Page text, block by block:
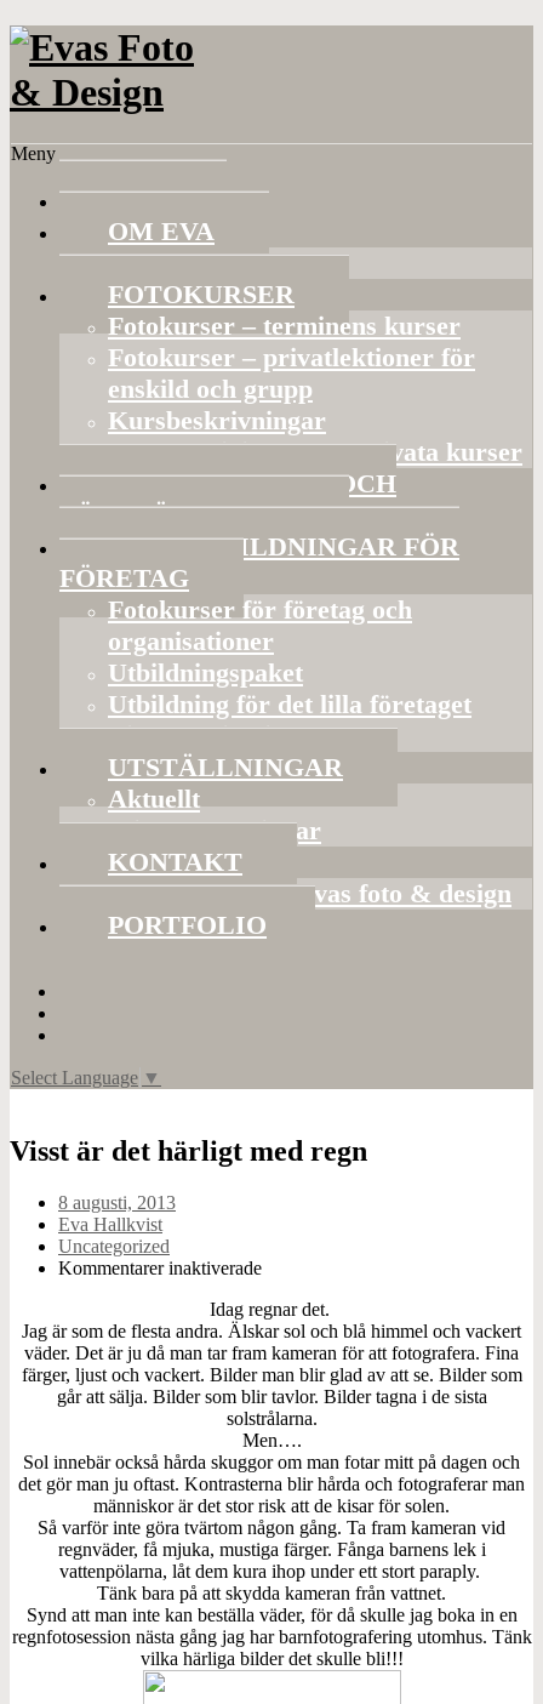
Meny
HEM
OM EVA
Referenser
FOTOKURSER
Fotokurser – terminens kurser
Fotokurser – privatlektioner för
enskild och grupp
Kursbeskrivningar
Gruppaktiviteter och privata kurser
BILDVISNINGAR OCH
FÖRELÄSNINGAR
FOTOUTBILDNINGAR FÖR
FÖRETAG
Fotokurser för företag och
organisationer
Utbildningspaket
Utbildning för det lilla företaget
Bildorganisering
UTSTÄLLNINGAR
Aktuellt
Mina utställningar
KONTAKT
Presentkort hos Evas foto & design
PORTFOLIO
Select Language ▼
Visst är det härligt med regn
8 augusti, 2013
Eva Hallkvist
Uncategorized
Kommentarer inaktiveradeför
är
det
härligt
med
regn
Idag regnar det.
Jag är som de flesta andra. Älskar sol och blå himmel och vackert
väder. Det är ju då man tar fram kameran för att fotografera. Fina
färger, ljust och vackert. Bilder man blir glad av att se. Bilder som
går att sälja. Bilder som blir tavlor. Bilder tagna i de sista
solstrålarna.
Men….
Sol innebär också hårda skuggor om man fotar mitt på dagen och
det gör man ju oftast. Kontrasterna blir hårda och fotograferar man
människor är det stor risk att de kisar för solen.
Så varför inte göra tvärtom någon gång. Ta fram kameran vid
regnväder, få mjuka, mustiga färger. Fånga barnens lek i
vattenpölarna, låt dem kura ihop under ett stort paraply.
Tänk bara på att skydda kameran från vattnet.
Synd att man inte kan beställa väder, för då skulle jag boka in en
regnfotosession nästa gång jag har barnfotografering utomhus. Tänk
vilka härliga bilder det skulle bli!!!